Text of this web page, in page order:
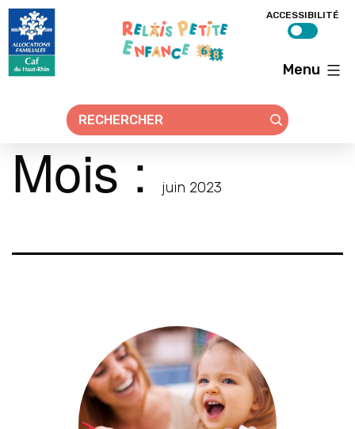
Relais
Menu
ACCESSIBILITÉ
Mois : juin 2023